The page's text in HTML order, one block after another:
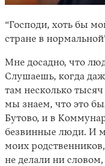
“Господи, хоть бы
стране в
Мне досадно, что
Слушаешь, когда
там несколько
мы знаем, что это
Бутово, и в
безвинные люди. И
моих
не делали ни